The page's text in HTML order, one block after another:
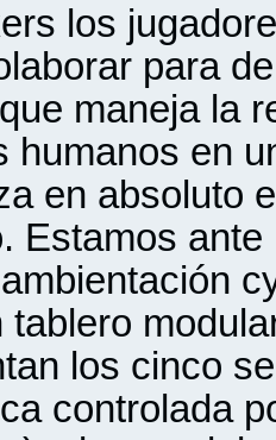
los
para
maneja la
humanos en
en absoluto
Estamos
tablero
los cinco
controlada